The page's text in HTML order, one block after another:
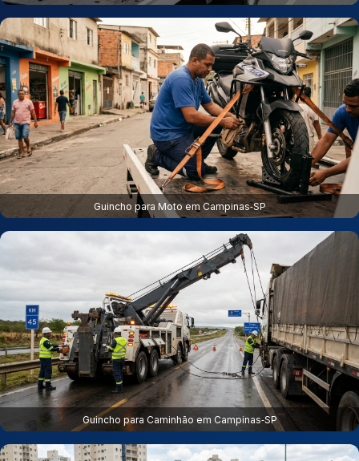
Guincho para Moto em Campinas‑SP
Guincho para Caminhão em Campinas‑SP